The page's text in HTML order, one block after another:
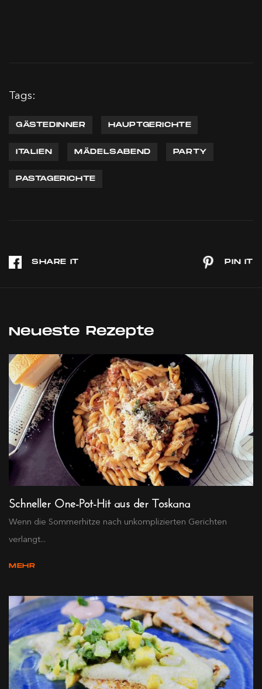
Tags:
GÄSTEDINNER HAUPTGERICHTE
ITALIEN MÄDELSABEND PARTY
PASTAGERICHTE
Neueste Rezepte
Schneller One-Pot-Hit aus der Toskana
Wenn die Sommerhitze nach unkomplizierten Gerichten
verlangt...
MEHR